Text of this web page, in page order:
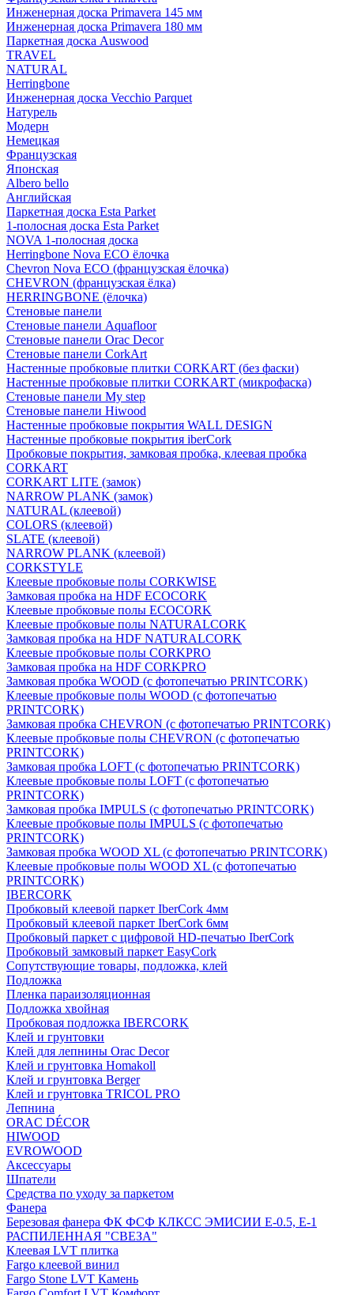
Инженерная доска Primavera 145 мм
Инженерная доска Primavera 180 мм
Паркетная доска Auswood
TRAVEL
NATURAL
Herringbone
Инженерная доска Vecchio Parquet
Натурель
Модерн
Немецкая
Французская
Японская
Albero bello
Английская
Паркетная доска Esta Parket
1-полосная доска Esta Parket
NOVA 1-полосная доска
Herringbone Nova ECO ёлочка
Chevron Nova ECO (французская ёлочка)
CHEVRON (французская ёлка)
HERRINGBONE (ёлочка)
Стеновые панели
Стеновые панели Aquafloor
Стеновые панели Orac Decor
Стеновые панели CorkArt
Настенные пробковые плитки CORKART (без фаски)
Настенные пробковые плитки CORKART (микрофаска)
Стеновые панели My step
Стеновые панели Hiwood
Настенные пробковые покрытия WALL DESIGN
Настенные пробковые покрытия iberCork
Пробковые покрытия, замковая пробка, клеевая пробка
CORKART
CORKART LITE (замок)
NARROW PLANK (замок)
NATURAL (клеевой)
COLORS (клеевой)
SLATE (клеевой)
NARROW PLANK (клеевой)
CORKSTYLE
Клеевые пробковые полы CORKWISE
Замковая пробка на HDF ECOCORK
Клеевые пробковые полы ECOCORK
Клеевые пробковые полы NATURALCORK
Замковая пробка на HDF NATURALCORK
Клеевые пробковые полы CORKPRO
Замковая пробка на HDF CORKPRO
Замковая пробка WOOD (с фотопечатью PRINTCORK)
Клеевые пробковые полы WOOD (с фотопечатью
PRINTCORK)
Замковая пробка CHEVRON (с фотопечатью PRINTCORK)
Клеевые пробковые полы CHEVRON (с фотопечатью
PRINTCORK)
Замковая пробка LOFT (с фотопечатью PRINTCORK)
Клеевые пробковые полы LOFT (с фотопечатью
PRINTCORK)
Замковая пробка IMPULS (с фотопечатью PRINTCORK)
Клеевые пробковые полы IMPULS (с фотопечатью
PRINTCORK)
Замковая пробка WOOD XL (с фотопечатью PRINTCORK)
Клеевые пробковые полы WOOD XL (с фотопечатью
PRINTCORK)
IBERCORK
Пробковый клеевой паркет IberCork 4мм
Пробковый клеевой паркет IberCork 6мм
Пробковый паркет с цифровой HD-печатью IberCork
Пробковый замковый паркет EasyCork
Сопутствующие товары, подложка, клей
Подложка
Пленка параизоляционная
Подложка хвойная
Пробковая подложка IBERCORK
Клей и грунтовки
Клей для лепнины Orac Decor
Клей и грунтовка Homakoll
Клей и грунтовка Berger
Клей и грунтовка TRICOL PRO
Лепнина
ORAC DÉCOR
HIWOOD
EVROWOOD
Аксессуары
Шпатели
Средства по уходу за паркетом
Фанера
Березовая фанера ФК ФСФ КЛКСС ЭМИСИИ Е-0.5, Е-1
РАСПИЛЕННАЯ "СВЕЗА"
Клеевая LVT плитка
Fargo клеевой винил
Fargo Stone LVT Камень